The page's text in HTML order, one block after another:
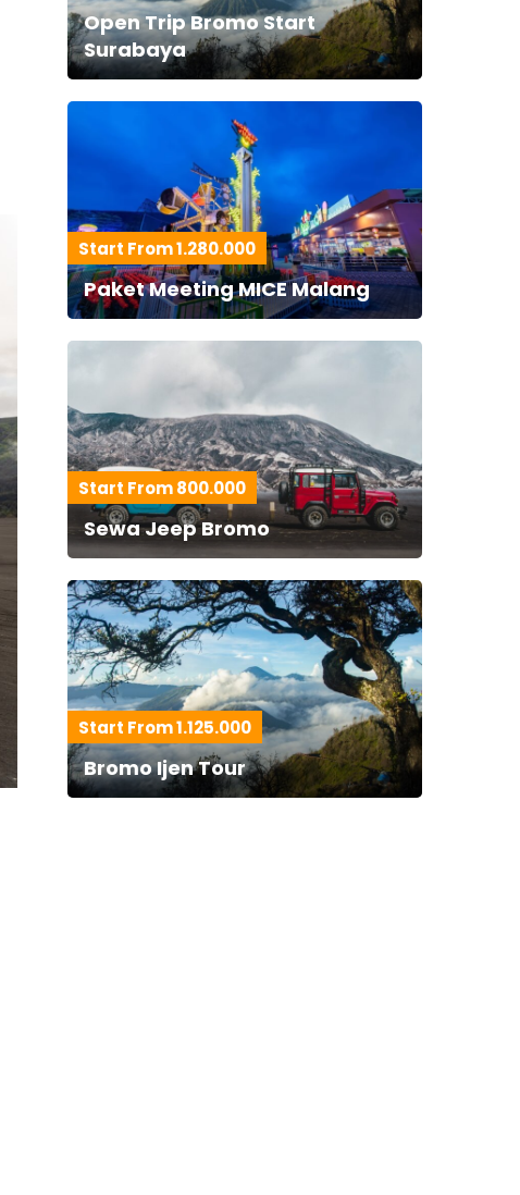
Open Trip Bromo Start
Surabaya
Start From 1.280.000
Paket Meeting MICE Malang
Start From 800.000
Sewa Jeep Bromo
Start From 1.125.000
Bromo Ijen Tour